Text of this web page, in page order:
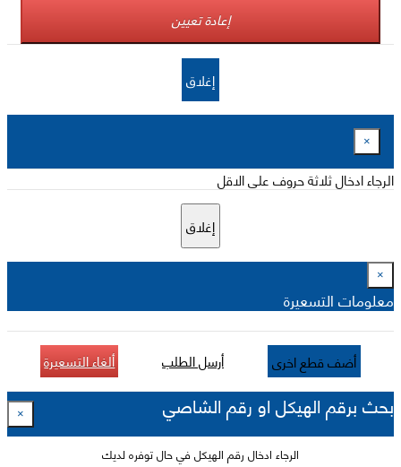
إعادة تعيين
إغلاق
×
الرجاء ادخال ثلاثة حروف على الاقل
إغلاق
×
معلومات التسعيرة
أضف قطع اخرى أرسل الطلب ألغاء التسعيرة
بحث برقم الهيكل او رقم الشاصي ×
الرجاء ادخال رقم الهيكل في حال توفره لديك